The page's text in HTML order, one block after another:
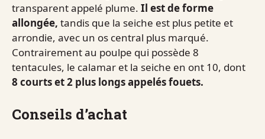
transparent appelé plume. Il est de forme
allongée, tandis que la seiche est plus petite et
arrondie, avec un os central plus marqué.
Contrairement au poulpe qui possède 8
tentacules, le calamar et la seiche en ont 10, dont
8 courts et 2 plus longs appelés fouets.
Conseils d’achat